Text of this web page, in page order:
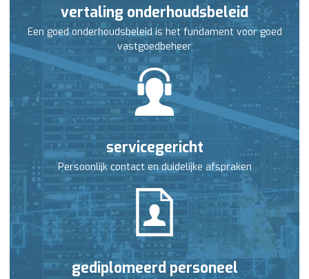
vertaling onderhoudsbeleid
Een goed onderhoudsbeleid is het fundament voor goed
vastgoedbeheer
servicegericht
Persoonlijk contact en duidelijke afspraken
gediplomeerd personeel